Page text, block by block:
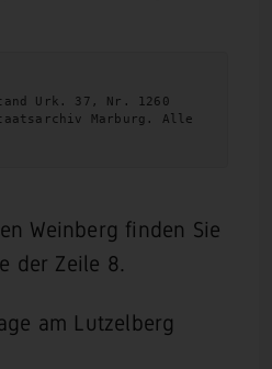
Urk. 37, Nr. 1260
Marburg. Alle
Weinberg finden Sie
der Zeile 8.
am Lutzelberg